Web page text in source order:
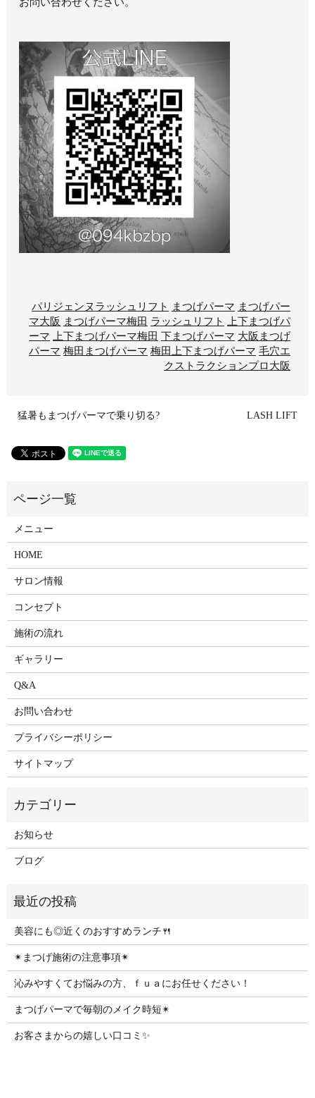
パリジェンヌラッシュリフト まつげパーマ まつげパー
マ大阪 まつげパーマ梅田 ラッシュリフト
上下まつげパ
ーマ
上下まつげパーマ梅田 下まつげパーマ 大阪まつげ
パーマ 梅田まつげパーマ 梅田上下まつげパーマ 毛穴エ
クストラクションプロ大阪
猛暑もまつげパーマで乗り切る? LASH LIFT
メニュー
HOME
サロン情報
コンセプト
施術の流れ
ギャラリー
Q&A
お問い合わせ
プライバシーポリシー
サイトマップ
お知らせ
ブログ
美容にも◎近くのおすすめランチ🍴
✴︎まつげ施術の注意事項✴︎
沁みやすくてお悩みの方、ｆｕａにお任せください！
まつげパーマで毎朝のメイク時短✴︎
お客さまからの嬉しい口コミ✨